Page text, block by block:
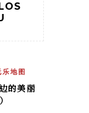
乐地图
的美丽